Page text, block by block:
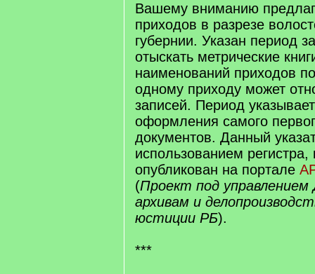
Вашему вниманию
приходов в разрезе
губернии. Указан период
отыскать метрические
наименований приходов
одному приходу может
записей. Период
оформления самого
документов. Данный
использованием регистра,
опубликован на портале
(Проект под
архивам и
юстиции РБ).
***